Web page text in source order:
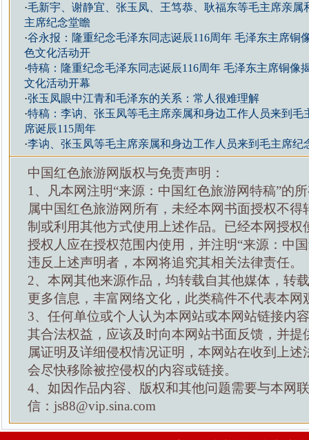
·毛新宇、谢静宜、张玉凤、王笃恭、耿福东等毛主席亲属
主席纪念堂瞻
·谷永报：隆重纪念毛泽东同志诞辰116周年 毛泽东主席铜
色文化活动开
·特稿：隆重纪念毛泽东同志诞辰116周年 毛泽东主席铜像
文化活动开幕
·张玉凤眼中江青和毛泽东的关系：常人很难理解
·特稿：李讷、张玉凤等毛主席亲属和身边工作人员来到毛
席诞辰115周年
·李讷、张玉凤等毛主席亲属和身边工作人员来到毛主席纪
中国红色旅游网版权与免责声明：
1、凡本网注明“来源：中国红色旅游网特稿”的
属中国红色旅游网所有，未经本网书面授权不得
制或利用其他方式使用上述作品。已经本网授权
授权人应在授权范围内使用，并注明“来源：中
违反上述声明者，本网将追究其相关法律责任。
2、本网其他来源作品，均转载自其他媒体，转
更多信息，丰富网络文化，此类稿件不代表本网
3、任何单位或个人认为本网站或本网站链接内
其合法权益，应该及时向本网站书面反馈，并提
属证明及详细侵权情况证明，本网站在收到上述
会尽快移除被控侵权的内容或链接。
4、如因作品内容、版权和其他问题需要与本网
信：js88@vip.sina.com